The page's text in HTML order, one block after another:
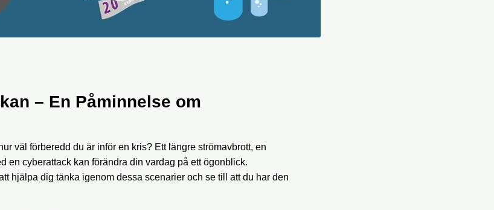
– En Påminnelse om
väl förberedd du är inför en kris? Ett längre strömavbrott, en
en cyberattack kan förändra din vardag på ett ögonblick.
hjälpa dig tänka igenom dessa scenarier och se till att du har den